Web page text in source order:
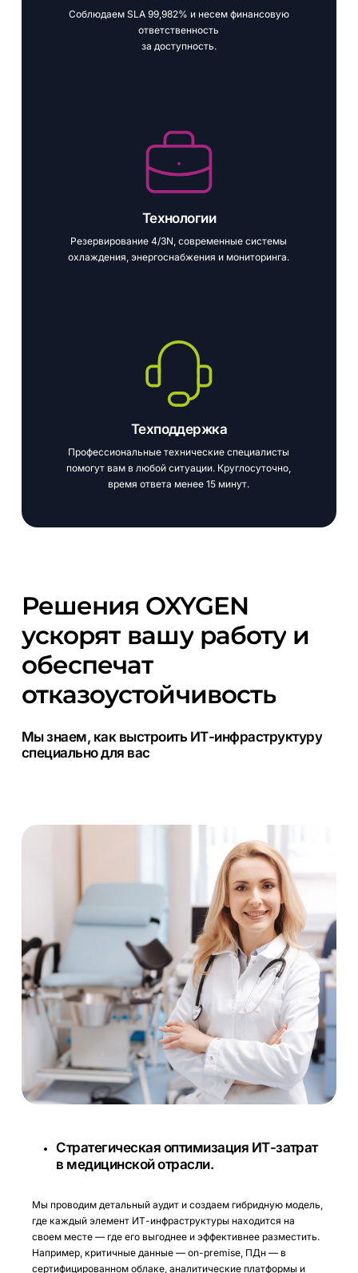
Соблюдаем SLA 99,982% и несем финансовую
ответственность
за доступность.
Технологии
Резервирование 4/3N, современные системы
охлаждения, энергоснабжения и мониторинга.
Техподдержка
Профессиональные технические специалисты
помогут вам в любой ситуации. Круглосуточно,
время ответа менее 15 минут.
Решения OXYGEN
ускорят вашу работу и
обеспечат
отказоустойчивость
Мызнаем, как выстроить ИТ-инфраструктуру
специальнодля вас
Стратегическая оптимизация ИТ-затрат
в медицинской отрасли.
Мы проводим детальный аудит и создаем гибридную модель,
где каждый элемент ИТ-инфраструктуры находится на
своем месте — где его выгоднее и эффективнее разместить.
Например, критичные данные — on-premise, ПДн — в
сертифицированном облаке, аналитические платформы и